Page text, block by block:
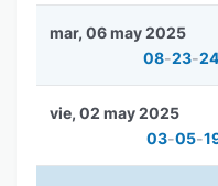
08-23-24
mar, 06 may 2025
03-05-
vie, 02 may 2025